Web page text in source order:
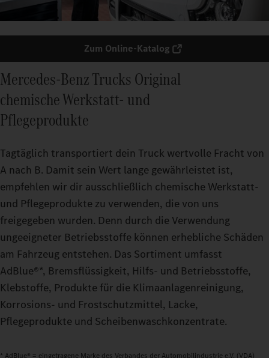
Zum Online-Katalog
Mercedes‑Benz Trucks Original
chemische Werkstatt‑ und
Pflegeprodukte
Tagtäglich transportiert dein Truck wertvolle Fracht von
A nach B. Damit sein Wert lange gewährleistet ist,
empfehlen wir dir ausschließlich chemische Werkstatt‑
und Pflegeprodukte zu verwenden, die von uns
freigegeben wurden. Denn durch die Verwendung
ungeeigneter Betriebsstoffe können erhebliche Schäden
am Fahrzeug entstehen. Das Sortiment umfasst
AdBlue®*, Bremsflüssigkeit, Hilfs‑ und Betriebsstoffe,
Klebstoffe, Produkte für die Klimaanlagenreinigung,
Korrosions‑ und Frostschutzmittel, Lacke,
Pflegeprodukte und Scheibenwaschkonzentrate.
* AdBlue® = eingetragene Marke des Verbandes der Automobilindustrie e.V. (VDA)